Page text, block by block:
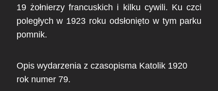
19 żołnierzy francuskich i kilku cywili. Ku czci
poległych w 1923 roku odsłonięto w tym parku
pomnik.
Opis wydarzenia z czasopisma Katolik 1920
rok numer 79.